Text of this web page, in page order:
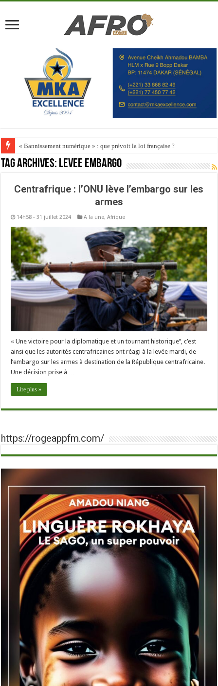
« Bannissement numérique » : que prévoit la loi française ?
Tag Archives: LEVEE EMBARGO
Centrafrique : l’ONU lève l’embargo sur les
armes
14h58 - 31 juillet 2024 A la une,Afrique
« Une victoire pour la diplomatique et un tournant historique’’, c’est
ainsi que les autorités centrafricaines ont réagi à la levée mardi, de
l’embargo sur les armes à destination de la République centrafricaine.
Une décision prise à …
Lire plus »
https://rogeappfm.com/